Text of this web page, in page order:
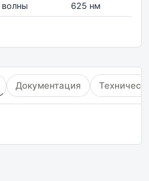
625 нм
Документация